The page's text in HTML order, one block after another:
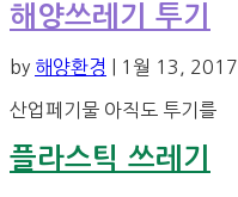
해양쓰레기 투기
by 해양환경 1월 13, 2017
산업페기물 아직도 투기를
플라스틱 쓰레기